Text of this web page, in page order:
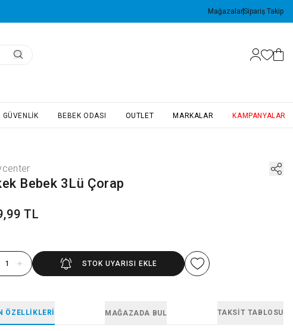
MağazalarSipariş Takip
GÜVENLIK BEBEK ODASI OUTLET MARKALAR KAMPANYALAR
Bebek 3Lü Çorap
TL
STOK UYARISI EKLE
ÖZELLIKLERI MAĞAZADA BUL TAKSIT TABLOSU